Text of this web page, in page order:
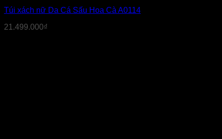
Túi xách nữ Da Cá Sấu Hoa Cà A0114
21.499.000₫